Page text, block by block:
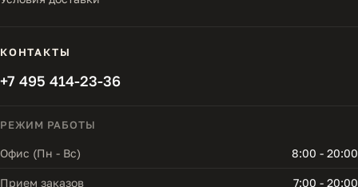
КОНТАКТЫ
+7 495 414-23-36
РЕЖИМ РАБОТЫ
Офис (Пн - Вс) 8:00 - 20:00
Прием заказов 7:00 - 20:00